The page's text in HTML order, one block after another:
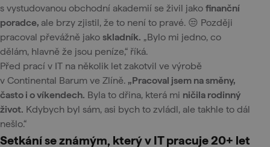
s vystudovanou obchodní akademií se živil jako finanční
poradce, ale brzy zjistil, že to není to pravé. 😒 Později
pracoval převážně jako skladník. „Bylo mi jedno, co
dělám, hlavně že jsou peníze,“ říká.
Před prací v IT na několik let zakotvil ve výrobě
v Continental Barum ve Zlíně. „Pracoval jsem na směny,
často i o víkendech. Byla to dřina, která mi ničila rodinný
život. Kdybych byl sám, asi bych to zvládl, ale takhle to dál
nešlo.“
Setkání se známým, který v IT pracuje 20+ let